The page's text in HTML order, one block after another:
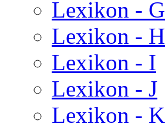
Lexikon - G
Lexikon - H
Lexikon - I
Lexikon - J
Lexikon - K